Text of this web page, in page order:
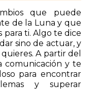
que puede
de la Luna y que
ti. Algo te dice
sino de actuar, y
A partir del
comunicación y te
para encontrar
y superar